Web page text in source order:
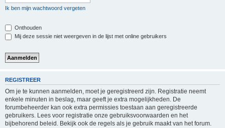
Ik ben mijn wachtwoord vergeten
Onthouden
Mij deze sessie niet weergeven in de lijst met online gebruikers
REGISTREER
Om je te kunnen aanmelden, moet je geregistreerd zijn. Registratie neemt
enkele minuten in beslag, maar geeft je extra mogelijkheden. De
forumbeheerder kan ook extra permissies toestaan aan geregistreerde
gebruikers. Lees voor registratie onze gebruiksvoorwaarden en het
bijbehorend beleid. Bekijk ook de regels als je gebruik maakt van het forum.